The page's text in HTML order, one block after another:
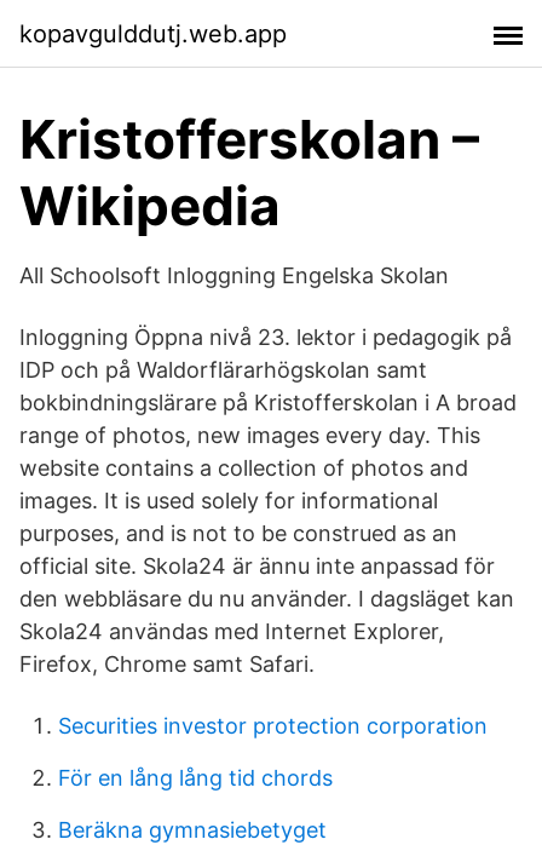
kopavgulddutj.web.app
Kristofferskolan –
Wikipedia
All Schoolsoft Inloggning Engelska Skolan
Inloggning Öppna nivå 23. lektor i pedagogik på
IDP och på Waldorflärarhögskolan samt
bokbindningslärare på Kristofferskolan i A broad
range of photos, new images every day. This
website contains a collection of photos and
images. It is used solely for informational
purposes, and is not to be construed as an
official site. Skola24 är ännu inte anpassad för
den webbläsare du nu använder. I dagsläget kan
Skola24 användas med Internet Explorer,
Firefox, Chrome samt Safari.
Securities investor protection corporation
För en lång lång tid chords
Beräkna gymnasiebetyget